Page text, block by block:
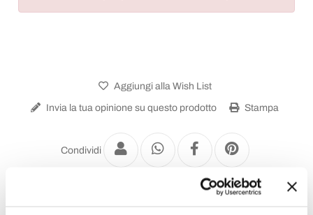
Aggiungi alla Wish List
Invia la tua opinione su questo prodotto Stampa
Condividi